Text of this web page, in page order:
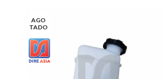
AGO
TADO